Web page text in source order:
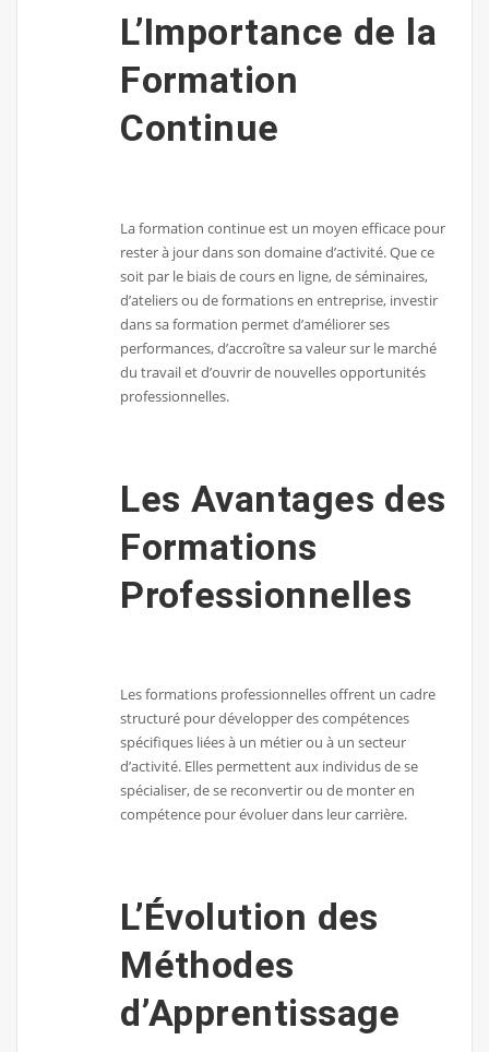
L’Importance de la
Formation
Continue
La formation continue est un moyen efficace pour
rester à jour dans son domaine d’activité. Que ce
soit par le biais de cours en ligne, de séminaires,
d’ateliers ou de formations en entreprise, investir
dans sa formation permet d’améliorer ses
performances, d’accroître sa valeur sur le marché
du travail et d’ouvrir de nouvelles opportunités
professionnelles.
Les Avantages des
Formations
Professionnelles
Les formations professionnelles offrent un cadre
structuré pour développer des compétences
spécifiques liées à un métier ou à un secteur
d’activité. Elles permettent aux individus de se
spécialiser, de se reconvertir ou de monter en
compétence pour évoluer dans leur carrière.
L’Évolution des
Méthodes
d’Apprentissage